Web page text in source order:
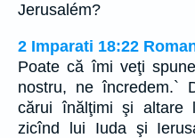
Jerusalém?
2 Imparati 18:22
Poate că îmi veţi
nostru, ne încredem.`
cărui înălţimi şi altare
zicînd lui Iuda şi